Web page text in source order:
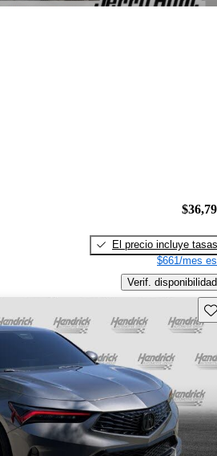
El precio incluye tasas
$661/mes
Verif. disponibilidad